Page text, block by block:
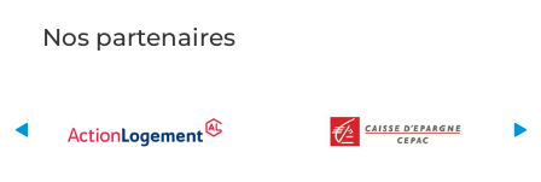
Nos partenaires